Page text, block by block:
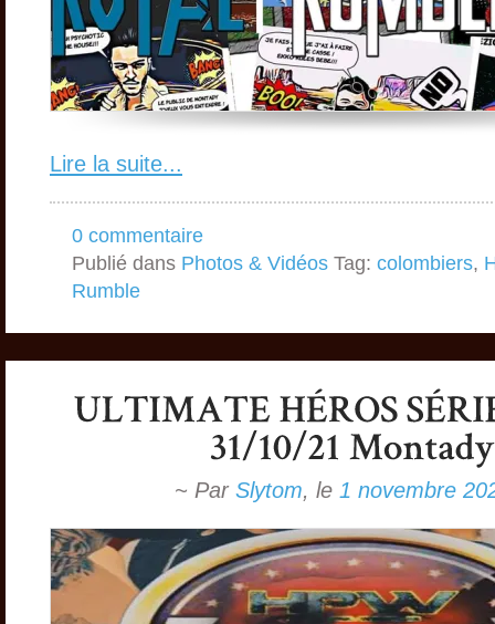
Lire la suite...
0 commentaire
Publié dans Photos & Vidéos Tag: colombiers,
Rumble
~ Par Slytom, le 1 novembre